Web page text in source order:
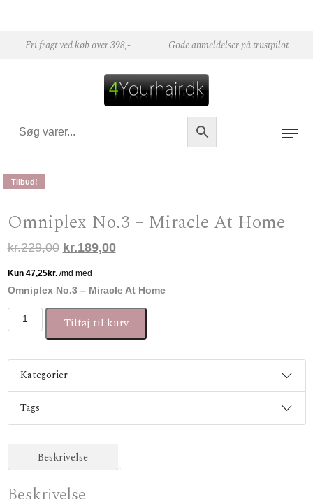
Fri fragt ved køb over 398,- Gode anmeldelser på trustpilot
Tilbud!
Omniplex No.3 – Miracle At Home
kr.229,00 Den oprindelige pris var: kr.229,00.
kr.189,00Den aktuelle pris er: kr.189,00.
Omniplex No.3 – Miracle At Home
Omniplex No.3 - Miracle At Home antal
Tilføj til kurv
Kategorier
Tags
Beskrivelse